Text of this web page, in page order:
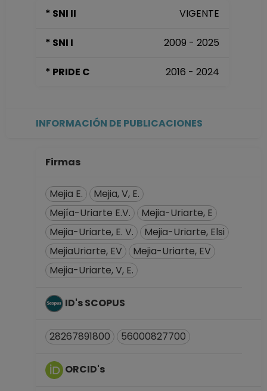
Tecnológico
hasta 15-04-2018
ASOCIADO C TC No
Aplicadas y
ASOCIADO C TC No
Definitivo
Dirección General
de Asuntos del
Personal
hasta 15-12-2008
POSDOCTOR TC No
* SNI II VIGENTE
* SNI I 2009 - 2025
* PRIDE C 2016 - 2024
INFORMACIÓN DE PUBLICACIONES
Firmas
Mejia E.
Mejia, V, E.
Mejía-Uriarte E.V.
Mejia-Uriarte, E
Mejia-Uriarte, E. V.
Mejia-Uriarte, Elsi
MejiaUriarte, EV
Mejia-Uriarte, EV
Mejia-Uriarte, V, E.
ID's SCOPUS
28267891800 56000827700
ORCID's